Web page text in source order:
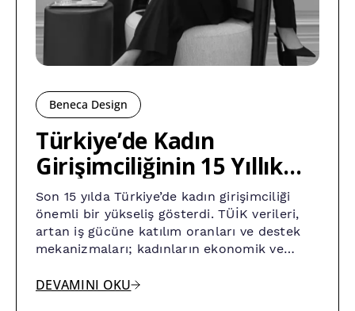
Beneca Design
Türkiye’de Kadın
Girişimciliğinin 15 Yıllık
Yükselişi
Son 15 yılda Türkiye’de kadın girişimciliği
önemli bir yükseliş gösterdi. TÜİK verileri,
artan iş gücüne katılım oranları ve destek
mekanizmaları; kadınların ekonomik ve
Bu yazıda kadın girişimciliğinin gelişimini,
DEVAMINI OKU